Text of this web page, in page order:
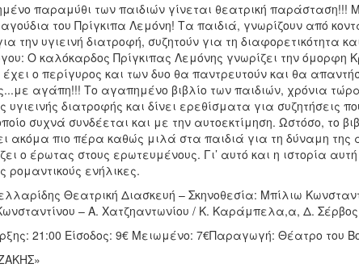
παραμύθι των παιδιών γίνεται θεατρική παράσταση!!!
του Πρίγκιπα Λεμόνη! Τα παιδιά, γνωρίζουν από
την υγιεινή διατροφή, συζητούν για τη διαφορετικότητα
Ο καλόκαρδος Πρίγκιπας Λεμόνης γνωρίζει την όμορφη
ο περίγυρος και των δυο θα παντρευτούν και θα
αγάπη!!! Το αγαπημένο βιβλίο των παιδιών, χρόνια
διατροφής και δίνει ερεθίσματα για συζητήσεις
συχνά συνδέεται και με την αυτοεκτίμηση. Ωστόσο, το
ακόμα πιο πέρα καθώς μιλά στα παιδιά για τη δύναμη της
ο έρωτας στους ερωτευμένους. Γι’ αυτό και η ιστορία
ενήλικες.
Θεατρική Διασκευή – Σκηνοθεσία: Μπίλιω
– Α. Χατζηαντωνίου / Κ. Καράμπελα,α, Δ. Σέρβος
21:00 Είσοδος: 9€ Μειωμένο: 7€Παραγωγή: Θέατρο του